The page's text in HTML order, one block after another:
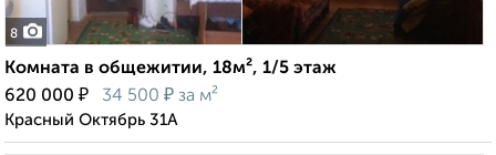
8
Комната в общежитии, 18м², 1/5 этаж
620 000 ₽ 34 500 ₽ за м²
Красный Октябрь 31А